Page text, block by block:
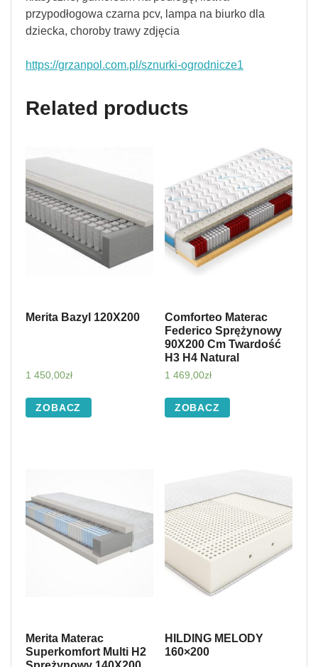
przypodłogowa czarna pcv, lampa na biurko dla
dziecka, choroby trawy zdjęcia
https://grzanpol.com.pl/sznurki-ogrodnicze1
Related products
Merita Bazyl 120X200
1 450,00zł
ZOBACZ
Comforteo Materac
Federico Sprężynowy
90X200 Cm Twardość
H3 H4 Natural
1 469,00zł
ZOBACZ
Merita Materac
Superkomfort Multi H2
HILDING MELODY
160×200